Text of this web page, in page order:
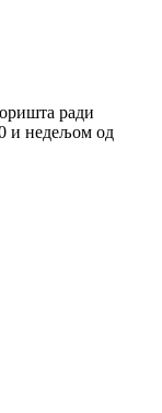
ради
и недељом од